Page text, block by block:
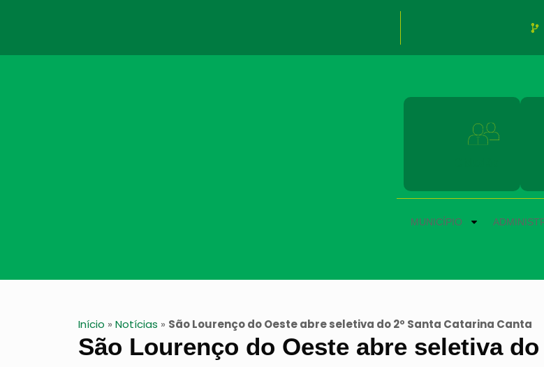
MUNICÍPIO
Início » Notícias » São Lourenço do Oeste abre seletiva do 2º Santa Catarina Canta
São Lourenço do Oeste abre seletiva